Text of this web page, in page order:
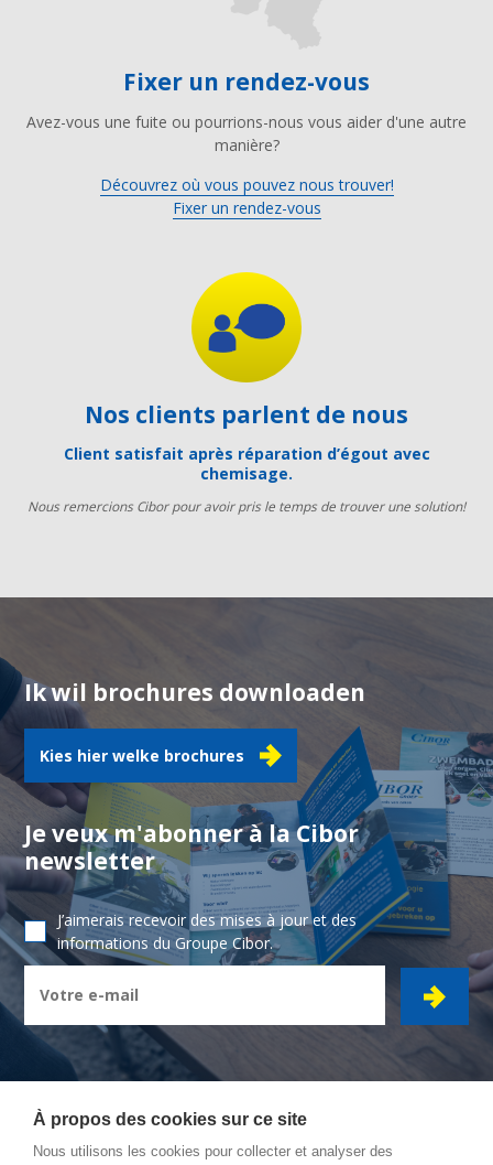
Fixer un rendez-vous
Avez-vous une fuite ou pourrions-nous vous aider d'une autre
manière?
Découvrez où vous pouvez nous trouver!
Fixer un rendez-vous
Nos clients parlent de nous
Client satisfait après réparation d’égout avec
chemisage.
Nous remercions Cibor pour avoir pris le temps de trouver une solution!
Ik wil brochures downloaden
Kies hier welke brochures
Je veux m'abonner à la Cibor
newsletter
J’aimerais recevoir des mises à jour et des
informations du Groupe Cibor.
À propos des cookies sur ce site
Nous utilisons les cookies pour collecter et analyser des